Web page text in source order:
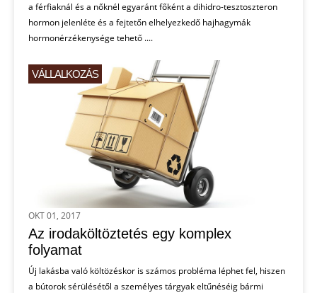
a férfiaknál és a nőknél egyaránt főként a dihidro-tesztoszteron
hormon jelenléte és a fejtetőn elhelyezkedő hajhagymák
hormonérzékenysége tehető ....
VÁLLALKOZÁS
OKT 01, 2017
Az irodaköltöztetés egy komplex
folyamat
Új lakásba való költözéskor is számos probléma léphet fel, hiszen
a bútorok sérülésétől a személyes tárgyak eltűnéséig bármi